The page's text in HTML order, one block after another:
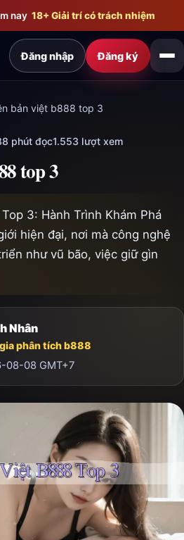
nay 18+ Giải trí có trách nhiệm
Đăng nhập Đăng ký
bản việt b888 top 3
8 phút đọc1.553 lượt xem
top 3
3: Hành Trình Khám Phá
hiện đại, nơi mà công nghệ
như vũ bão, việc giữ gìn
Nhân
phân tích b888
08-08 GMT+7